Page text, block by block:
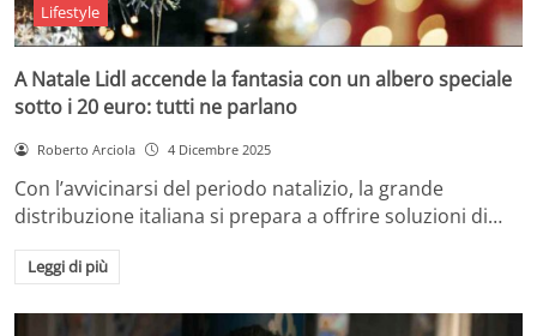
Lifestyle
A Natale Lidl accende la fantasia con un albero speciale
sotto i 20 euro: tutti ne parlano
Roberto Arciola 4 Dicembre 2025
Con l’avvicinarsi del periodo natalizio, la grande
distribuzione italiana si prepara a offrire soluzioni di…
Leggi di più